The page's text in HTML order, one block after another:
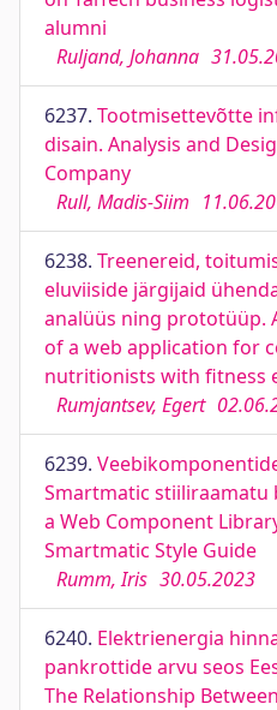
alumni
Ruljand, Johanna
6237. Tootmisettevõtte
disain. Analysis and
Company
Rull, Madis-Siim
6238. Treenereid,
eluviiside järgijaid
analüüs ning prototüüp.
of a web application for
nutritionists with fitness
Rumjantsev, Egert
6239.
Smartmatic stiiliraamatu
a Web Component
Smartmatic Style Guide
Rumm, Iris 30.05.2023
6240. Elektrienergia
pankrottide arvu seos
The Relationship